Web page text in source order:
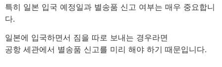
특히 일본 입국 예정일과 별송품 신고 여부는 매우 중요합니
다.
일본에 입국하면서 짐을 따로 보내는 경우라면
공항 세관에서 별송품 신고를 미리 해야 하기 때문입니다.